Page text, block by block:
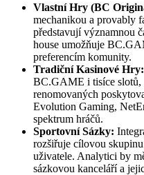
Vlastní Hry (BC
mechanikou a provably
představují významnou
house umožňuje
preferencím komunity.
Tradiční Kasinové Hry:
BC.GAME i tisíce slotů,
renomovaných
Evolution Gaming,
spektrum hráčů.
Sportovní Sázky:
rozšiřuje cílovou
uživatele. Analytici by
sázkovou kanceláří a